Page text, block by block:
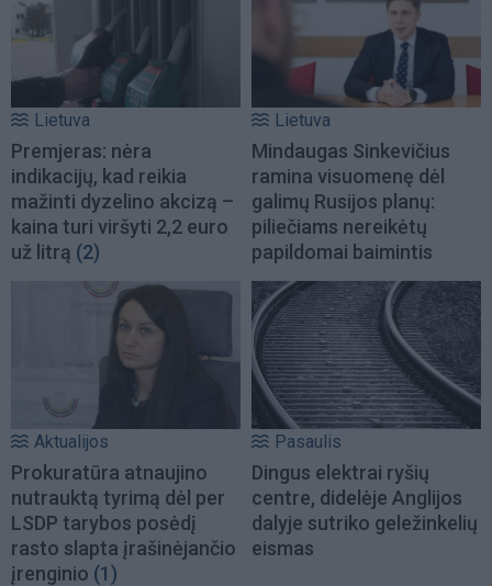
Lietuva
Premjeras: nėra
indikacijų, kad reikia
mažinti dyzelino akcizą –
kaina turi viršyti 2,2 euro
už litrą (2)
Lietuva
Mindaugas Sinkevičius
ramina visuomenę dėl
galimų Rusijos planų:
piliečiams nereikėtų
papildomai baimintis
Aktualijos
Prokuratūra atnaujino
nutrauktą tyrimą dėl per
LSDP tarybos posėdį
rasto slapta įrašinėjančio
įrenginio (1)
Pasaulis
Dingus elektrai ryšių
centre, didelėje Anglijos
dalyje sutriko geležinkelių
eismas